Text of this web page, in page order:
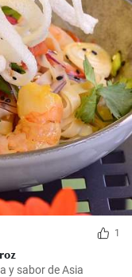
1
y sabor de Asia